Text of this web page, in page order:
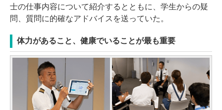
士の仕事内容について紹介するとともに、学生からの疑
問、質問に的確なアドバイスを送っていた。
体力があること、健康でいることが最も重要